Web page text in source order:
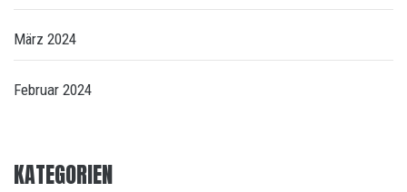
März 2024
Februar 2024
KATEGORIEN